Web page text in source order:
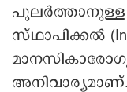
പുലർത്താനുള്ള
സ്ഥാപിക്കൽ
അനിവാര്യമാണ്.